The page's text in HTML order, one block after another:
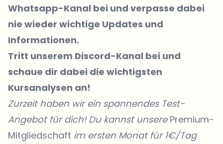
Whatsapp-Kanal bei und verpasse dabei
nie wieder wichtige Updates und
Informationen.
Tritt unserem Discord-Kanal bei und
schaue dir dabei die wichtigsten
Kursanalysen an!
Zurzeit haben wir ein spannendes Test-
Angebot für dich! Du kannst unsere Premium-
Mitgliedschaft im ersten Monat für 1€/Tag